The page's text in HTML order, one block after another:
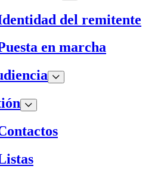
del remitente
en marcha